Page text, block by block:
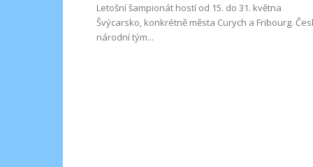
Letošní šampionát hostí od 15. do 31. května
Švýcarsko, konkrétně města Curych a Fribourg.
národní tým...